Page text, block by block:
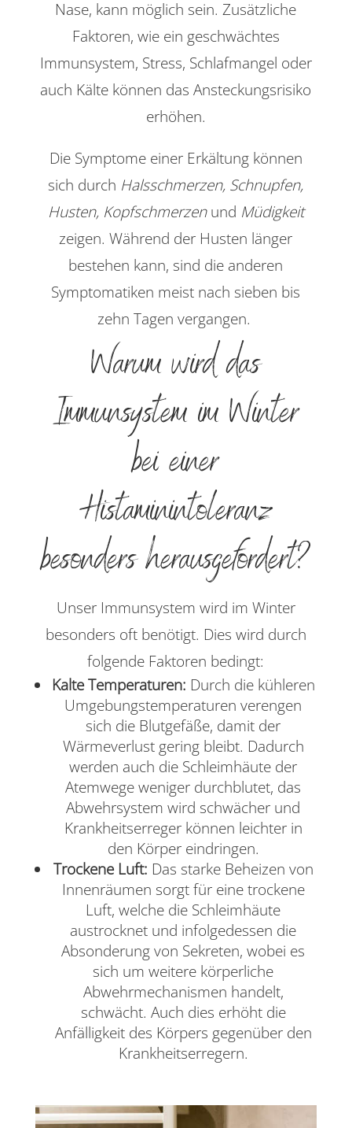
Nase, kann möglich sein. Zusätzliche
Faktoren, wie ein geschwächtes
Immunsystem, Stress, Schlafmangel oder
auch Kälte können das Ansteckungsrisiko
erhöhen.
Die Symptome einer Erkältung können
sich durch Halsschmerzen, Schnupfen,
Husten, Kopfschmerzenund Müdigkeit
zeigen. Während der Husten länger
bestehen kann, sind die anderen
Symptomatiken meist nach sieben bis
zehn Tagen vergangen.
Warum wird das
Immunsystem im Winter
bei einer
Histaminintoleranz
besonders herausgefordert?
Unser Immunsystem wird im Winter
besonders oft benötigt. Dies wird durch
folgende Faktoren bedingt:
Kalte Temperaturen: Durch die kühleren
Umgebungstemperaturen verengen
sich die Blutgefäße, damit der
Wärmeverlust gering bleibt. Dadurch
werden auch die Schleimhäute der
Atemwege weniger durchblutet, das
Abwehrsystem wird schwächer und
Krankheitserreger können leichter in
den Körper eindringen.
Trockene Luft: Das starke Beheizen von
Innenräumen sorgt für eine trockene
Luft, welche die Schleimhäute
austrocknet und infolgedessen die
Absonderung von Sekreten, wobei es
sich um weitere körperliche
Abwehrmechanismen handelt,
schwächt. Auch dies erhöht die
Anfälligkeit des Körpers gegenüber den
Krankheitserregern.